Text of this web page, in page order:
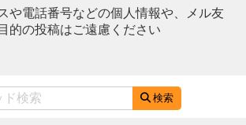
や電話番号などの個人情報や、メル友
的の投稿はご遠慮ください
検索